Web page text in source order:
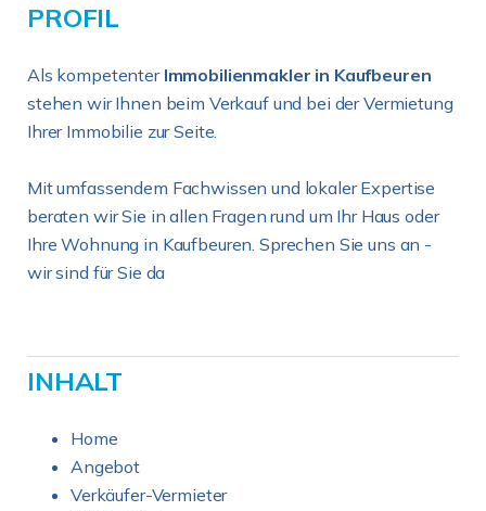
PROFIL
Als kompetenter Immobilienmakler in Kaufbeuren
stehen wir Ihnen beim Verkauf und bei der Vermietung
Ihrer Immobilie zur Seite.
Mit umfassendem Fachwissen und lokaler Expertise
beraten wir Sie in allen Fragen rund um Ihr Haus oder
Ihre Wohnung in Kaufbeuren. Sprechen Sie uns an -
wir sind für Sie da
INHALT
Home
Angebot
Verkäufer-Vermieter